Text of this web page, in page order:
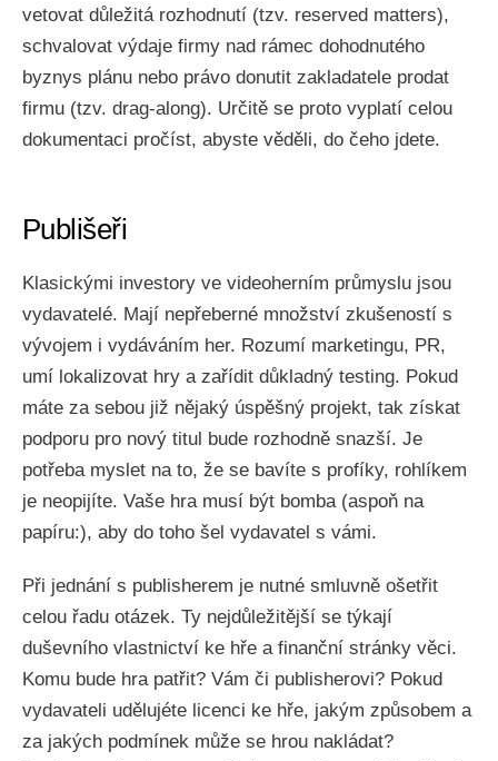
vetovat důležitá rozhodnutí (tzv. reserved matters),
schvalovat výdaje firmy nad rámec dohodnutého
byznys plánu nebo právo donutit zakladatele prodat
firmu (tzv. drag-along). Určitě se proto vyplatí celou
dokumentaci pročíst, abyste věděli, do čeho jdete.
Publišeři
Klasickými investory ve videoherním průmyslu jsou
vydavatelé. Mají nepřeberné množství zkušeností s
vývojem i vydáváním her. Rozumí marketingu, PR,
umí lokalizovat hry a zařídit důkladný testing. Pokud
máte za sebou již nějaký úspěšný projekt, tak získat
podporu pro nový titul bude rozhodně snazší. Je
potřeba myslet na to, že se bavíte s profíky, rohlíkem
je neopijíte. Vaše hra musí být bomba (aspoň na
papíru:), aby do toho šel vydavatel s vámi.
Při jednání s publisherem je nutné smluvně ošetřit
celou řadu otázek. Ty nejdůležitější se týkají
duševního vlastnictví ke hře a finanční stránky věci.
Komu bude hra patřit? Vám či publisherovi? Pokud
vydavateli udělujéte licenci ke hře, jakým způsobem a
za jakých podmínek může se hrou nakládat?